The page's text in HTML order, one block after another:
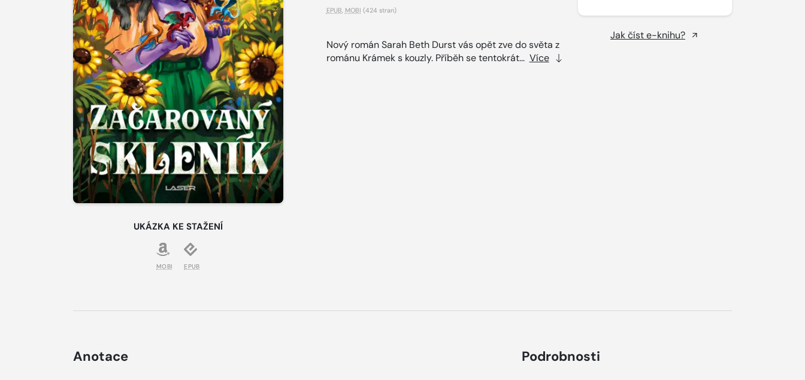
UKÁZKA KE STAŽENÍ
MOBI EPUB
EPUB MOBI (424 stran)
Nový román Sarah Beth Durst vás opět zve do světa z
románu Krámek s kouzly. Příběh se tentokrát... Více
Jak číst e-knihu?
Anotace Podrobnosti